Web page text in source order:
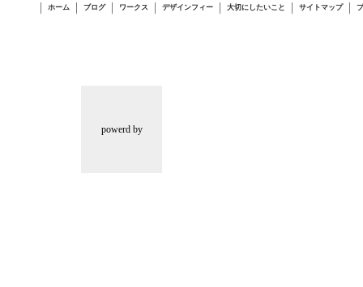
ホーム ブログ ワークス デザインフィー 大切にしたいこと サイトマップ
powerd by